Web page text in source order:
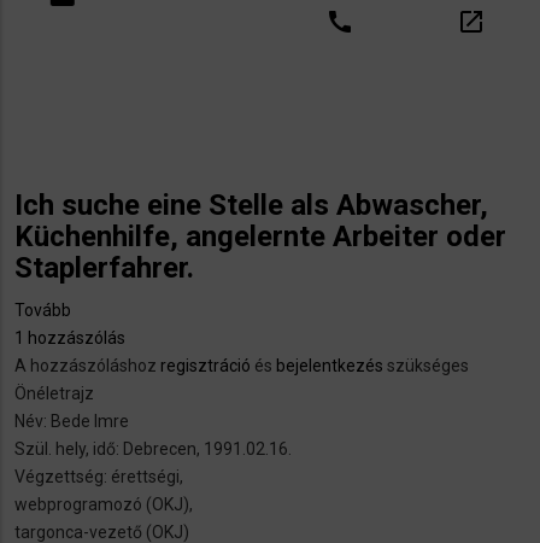
Ich suche eine Stelle als Abwascher,
Küchenhilfe, angelernte Arbeiter oder
Staplerfahrer.
Tovább
suche
eine
Stelle
als
Abwascher,
Küchenhilfe,
angelernte
Arbeiter
1 hozzászólás
A hozzászóláshoz regisztráció és bejelentkezés szükséges
Önéletrajz
Név: Bede Imre
Szül. hely, idő: Debrecen, 1991.02.16.
Végzettség: érettségi,
webprogramozó (OKJ),
targonca-vezető (OKJ)